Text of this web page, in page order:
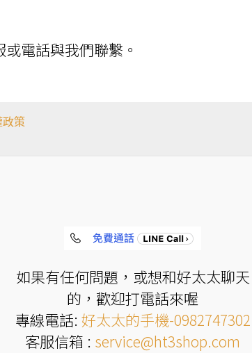
電話與我們聯繫。
政策
如果有任何問題，或想和好太太聊天
的，歡迎打電話來喔
專線電話: 好太太的手機-0982747302
客服信箱 : service@ht3shop.com